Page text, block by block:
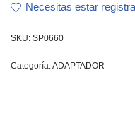
Necesitas estar
SKU: SP0660
Categoría:ADAPTADOR